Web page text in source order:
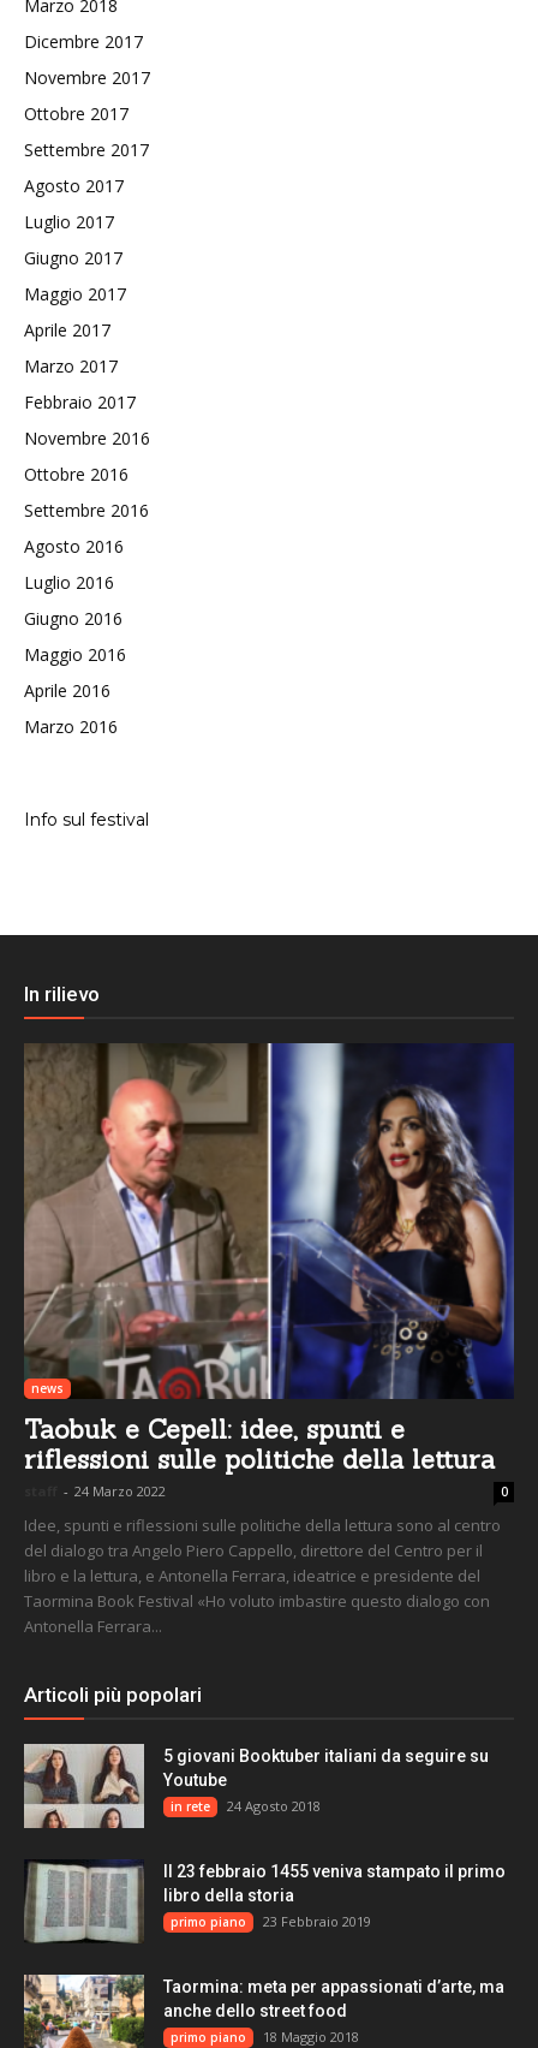
Marzo 2018
Dicembre 2017
Novembre 2017
Ottobre 2017
Settembre 2017
Agosto 2017
Luglio 2017
Giugno 2017
Maggio 2017
Aprile 2017
Marzo 2017
Febbraio 2017
Novembre 2016
Ottobre 2016
Settembre 2016
Agosto 2016
Luglio 2016
Giugno 2016
Maggio 2016
Aprile 2016
Marzo 2016
Info sul festival
In rilievo
news
Taobuk e Cepell: idee, spunti e
riflessioni sulle politiche della lettura
- 24 Marzo 2022 0
Idee, spunti e riflessioni sulle politiche della lettura sono al centro
del dialogo tra Angelo Piero Cappello, direttore del Centro per il
libro e la lettura, e Antonella Ferrara, ideatrice e presidente del
Taormina Book Festival «Ho voluto imbastire questo dialogo con
Antonella Ferrara...
Articoli più popolari
5 giovani Booktuber italiani da seguire su
Youtube
in rete 24 Agosto 2018
Il 23 febbraio 1455 veniva stampato il primo
libro della storia
primo piano 23 Febbraio 2019
Taormina: meta per appassionati d’arte, ma
anche dello street food
primo piano 18 Maggio 2018